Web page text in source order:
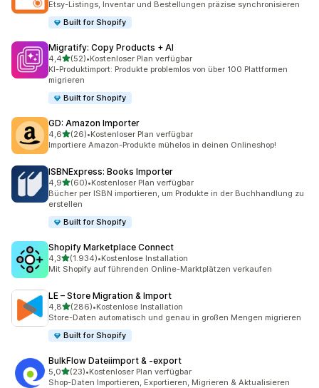
Etsy-Listings, Inventar und Bestellungen präzise synchronisieren
Built for Shopify
Migratify: Copy Products + AI
4,4von 5 Sternen
(52)
52 Rezensionen insgesamt
•Kostenloser Plan verfügbar
KI-Produktimport: Produkte problemlos von über 100 Plattformen
migrieren
Built for Shopify
GD: Amazon Importer
4,6von 5 Sternen
(26)
26 Rezensionen insgesamt
•Kostenloser Plan verfügbar
Importiere Amazon-Produkte mühelos in deinen Onlineshop!
ISBNExpress: Books Importer
4,9von 5 Sternen
(60)
60 Rezensionen insgesamt
•Kostenloser Plan verfügbar
Bücher per ISBN importieren, um Produkte in der Buchhandlung zu
erstellen
Built for Shopify
Shopify Marketplace Connect
4,3von 5 Sternen
(1.934)
1934 Rezensionen insgesamt
•Kostenlose Installation
Mit Shopify auf führenden Online-Marktplätzen verkaufen
LE – Store Migration & Import
4,8von 5 Sternen
(286)
286 Rezensionen insgesamt
•Kostenlose Installation
Store-Daten automatisch und genau in großen Mengen migrieren
Built for Shopify
BulkFlow Dateiimport & ‑export
5,0von 5 Sternen
(23)
23 Rezensionen insgesamt
•Kostenloser Plan verfügbar
Shop-Daten Importieren, Exportieren, Migrieren & Aktualisieren